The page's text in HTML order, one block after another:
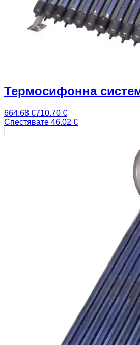
Термосифонна
664.68 €710.70 €
Спестявате 46.02 €